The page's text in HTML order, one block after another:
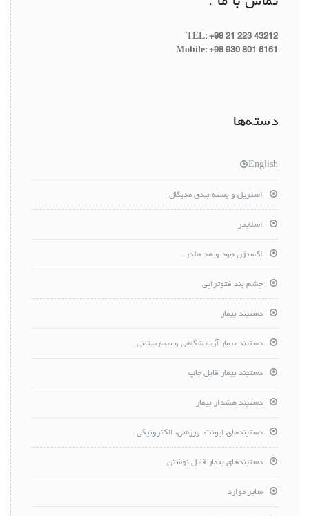
TEL: +98 21 223 43212
Mobile: +98 930 801 6161
دسته‌ها
English
استریل و بسته بندی مدیکال
اسلایدر
اکسیژن هود و هد هلدر
چشم بند فتوتراپی
دستبند بیمار
دستبند بیمار آزمایشگاهی و بیمارستانی
دستبند بیمار قابل چاپ
دستبند هشدار بیمار
دستبندهای ایونت، ورزشی، الکترونیکی
دستبندهای بیمار قابل نوشتن
سایر موارد